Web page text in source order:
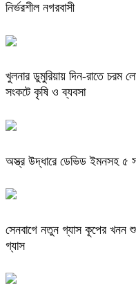
নির্ভরশীল নগরবাসী
খুলনার ডুমুরিয়ায় দিন-রাতে চরম
সংকটে কৃষি ও ব্যবসা
অস্ত্র উদ্ধারে ডেভিড ইমনসহ ৫
সেনবাগে নতুন গ্যাস কূপের খনন
গ্যাস